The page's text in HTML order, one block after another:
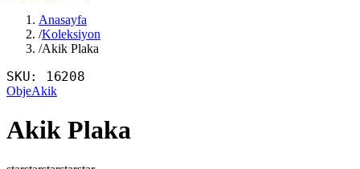
Anasayfa
/Koleksiyon
/Akik Plaka
SKU: 16208
ObjeAkik
Akik Plaka